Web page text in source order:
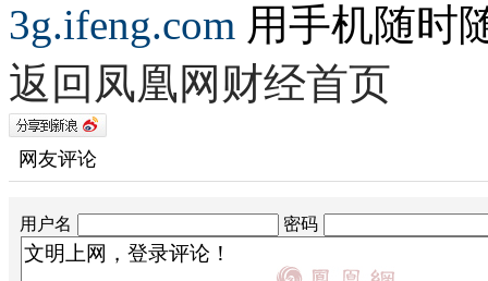
3g.ifeng.com 用手机随时
返回凤凰网财经首页
网友评论
用户名 密码